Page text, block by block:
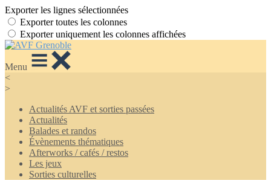
Exporter les lignes sélectionnées
Exporter toutes les colonnes
Exporter uniquement les colonnes affichées
Menu
<
>
Actualités AVF et sorties passées
Actualités
Balades et randos
Évènements thématiques
Afterworks / cafés / restos
Les jeux
Sorties culturelles